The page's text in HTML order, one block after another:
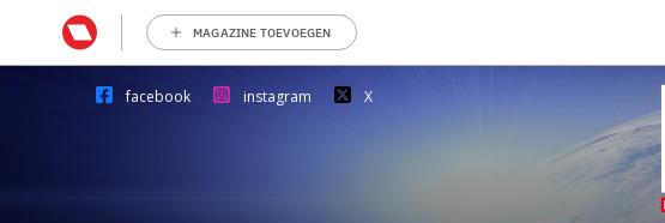
MAGAZINE TOEVOEGEN
facebook instagram X